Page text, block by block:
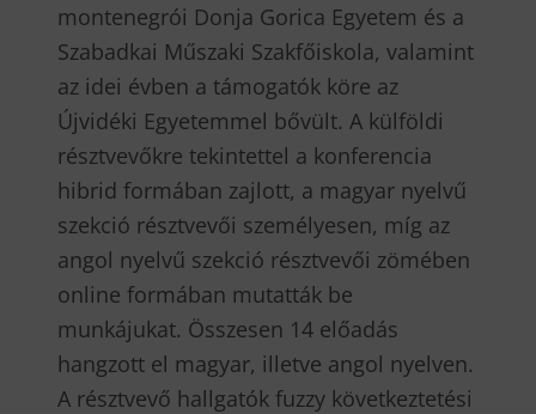
montenegrói Donja Gorica Egyetem és a
Szabadkai Műszaki Szakfőiskola, valamint
az idei évben a támogatók köre az
Újvidéki Egyetemmel bővült. A külföldi
résztvevőkre tekintettel a konferencia
hibrid formában zajlott, a magyar nyelvű
szekció résztvevői személyesen, míg az
angol nyelvű szekció résztvevői zömében
online formában mutatták be
munkájukat. Összesen 14 előadás
hangzott el magyar, illetve angol nyelven.
A résztvevő hallgatók fuzzy következtetési